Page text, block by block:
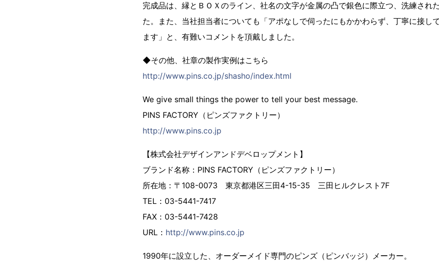
完成品は、縁とＢＯＸのライン、社名の文字が金属の凸で銀色に際立つ、洗練され
た。また、当社担当者についても「アポなしで伺ったにもかかわらず、丁寧に接し
ます」と、有難いコメントを頂戴しました。
◆その他、社章の製作実例はこちら
http://www.pins.co.jp/shasho/index.html
We give small things the power to tell your best message.
PINS FACTORY（ピンズファクトリー）
http://www.pins.co.jp
【株式会社デザインアンドデベロップメント】
ブランド名称：PINS FACTORY（ピンズファクトリー）
所在地：〒108-0073 東京都港区三田4-15-35 三田ヒルクレスト7F
TEL：03-5441-7417
FAX：03-5441-7428
URL： http://www.pins.co.jp
1990年に設立した、オーダーメイド専門のピンズ（ピンバッジ）メーカー。